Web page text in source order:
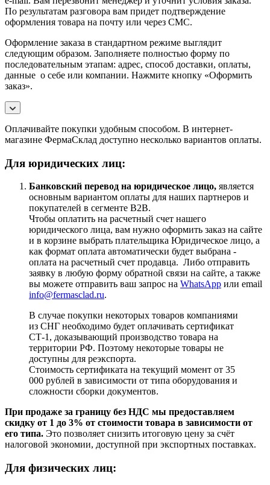
По результатам разговора вам придет подтверждение
оформления товара на почту или через СМС.
Оформление заказа в стандартном режиме выглядит
следующим образом. Заполняете полностью форму по
последовательным этапам: адрес, способ доставки, оплаты,
данные о себе или компании. Нажмите кнопку «Оформить
заказ».
Оплачивайте покупки удобным способом. В интернет-
магазине ФермаСклад доступно несколько вариантов оплаты.
Для юридических лиц:
Банковский перевод на юридическое лицо, является
основным вариантом оплаты для наших партнеров и
покупателей в сегменте B2B.
Чтобы оплатить на расчетный счет нашего
юридического лица, вам нужно оформить заказ на сайте
и в корзине выбрать плательщика Юридическое лицо, а
как формат оплата автоматически будет выбрана -
оплата на расчетный счет продавца. Либо отправить
заявку в любую форму обратной связи на сайте, а также
вы можете отправить ваш запрос на WhatsApp или email
info@fermasclad.ru.
В случае покупки некоторых товаров компаниями
из СНГ необходимо будет оплачивать сертификат
СТ-1, доказывающий производство товара на
территории РФ. Поэтому некоторые товары не
доступны для реэкспорта.
Стоимость сертификата на текущий момент от 35
000 рублей в зависимости от типа оборудования и
сложности сборки документов.
При продаже за границу без НДС мы предоставляем
скидку от 1 до 3% от стоимости товара в зависимости от
его типа. Это позволяет снизить итоговую цену за счёт
налоговой экономии, доступной при экспортных поставках.
Для физических лиц: